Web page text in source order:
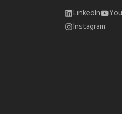
LinkedIn
Instagram